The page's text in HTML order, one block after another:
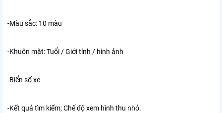
-Màu sắc: 10 màu
-Khuôn mặt: Tuổi / Giới tính / hình ảnh
-Biển số xe
-Kết quả tìm kiếm; Chế độ xem hình thu nhỏ.